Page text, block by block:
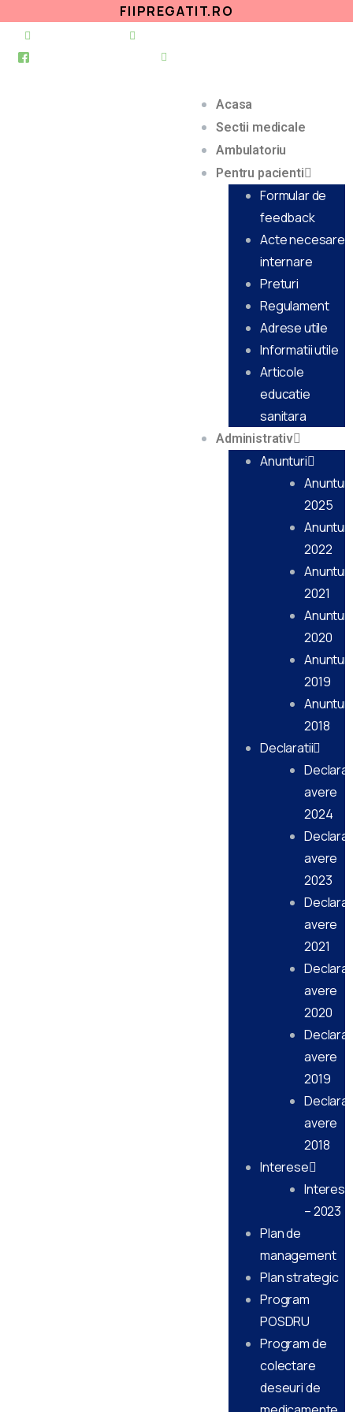
FIIPREGATIT.RO
Acasa
Sectii medicale
Ambulatoriu
Pentru pacienti
Formular de
feedback
Acte necesare
internare
Preturi
Regulament
Adrese utile
Informatii utile
Articole
educatie
sanitara
Administrativ
Anunturi
Anunturi
2025
Anunturi
2022
Anunturi
2021
Anunturi
2020
Anunturi
2019
Anunturi
2018
Declaratii
avere
2024
avere
2023
avere
2021
avere
2020
avere
2019
avere
2018
Interese
Interese
– 2023
Plan de
management
Plan strategic
Program
POSDRU
Program de
colectare
deseuri de